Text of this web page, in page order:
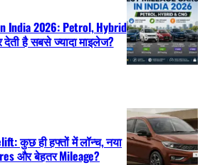
India 2026: Petrol, Hybrid
देती है सबसे ज्यादा माइलेज?
कुछ ही हफ्तों में लॉन्च, नया
और बेहतर Mileage?